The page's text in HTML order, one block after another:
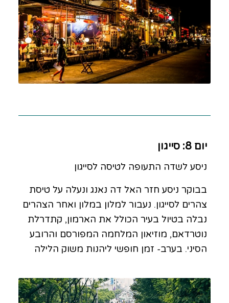
יום 8: סייגון
ניסע לשדה התעופה לטיסה לסייגון
בבוקר ניסע חזר האל דה נאנג ונעלה על טיסת
צהרים לסייגון. נעבור למלון במלון ואחר הצהרים
נבלה בטיול בעיר הכולל את הארמון, קתדרלת
נוטרדאם, מוזיאון המלחמה המפורסם והרובע
הסיני. בערב- זמן חופשי ליהנות משוק הלילה